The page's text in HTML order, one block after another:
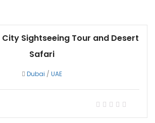
City Sightseeing Tour and Desert
Safari
Dubai / UAE